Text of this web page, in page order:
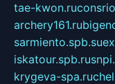
tae-kwon.ru
archery161.ru
sarmiento.spb.su
iskatour.spb.ru
krygeva-spa.ru